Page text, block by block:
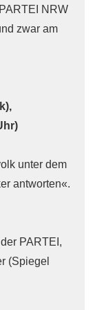
NRW
zwar am
unter dem
antworten«.
PARTEI,
(Spiegel